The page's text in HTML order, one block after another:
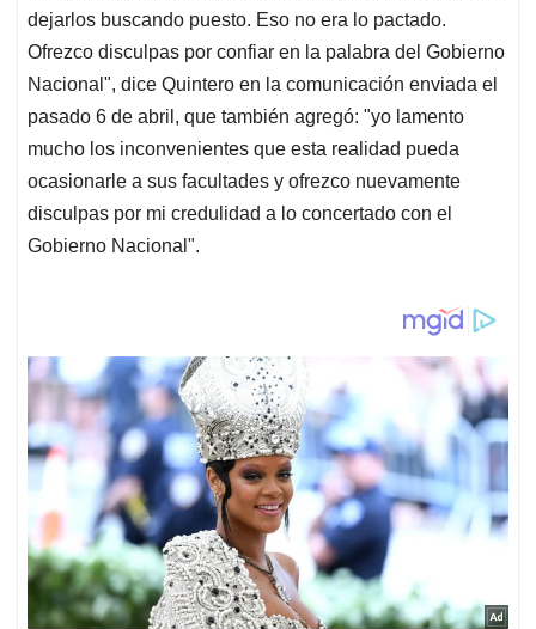
dejarlos buscando puesto. Eso no era lo pactado.
Ofrezco disculpas por confiar en la palabra del Gobierno
Nacional", dice Quintero en la comunicación enviada el
pasado 6 de abril, que también agregó: "yo lamento
mucho los inconvenientes que esta realidad pueda
ocasionarle a sus facultades y ofrezco nuevamente
disculpas por mi credulidad a lo concertado con el
Gobierno Nacional".